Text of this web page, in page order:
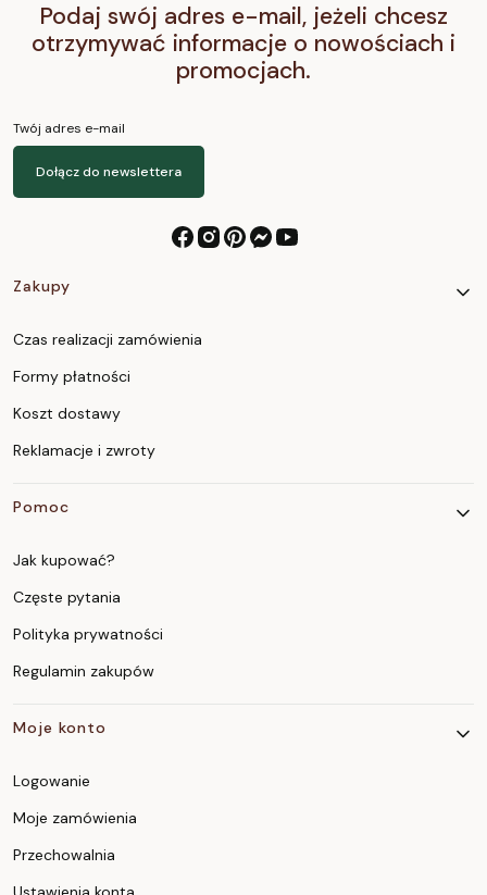
Podaj swój adres e-mail, jeżeli chcesz
otrzymywać informacje o nowościach i
promocjach.
Twój adres e-mail
Dołącz do newslettera
Linki w stopce
Zakupy
Czas realizacji zamówienia
Formy płatności
Koszt dostawy
Reklamacje i zwroty
Pomoc
Jak kupować?
Częste pytania
Polityka prywatności
Regulamin zakupów
Moje konto
Logowanie
Moje zamówienia
Przechowalnia